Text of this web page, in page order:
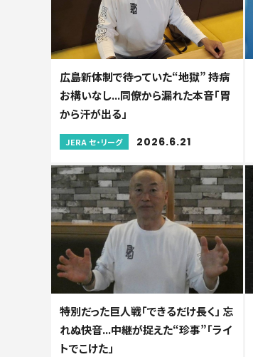
広島新体制で待っていた“地獄” 持病
お構いなし...同僚から漏れた本音「胃
から汗が出る」
JERA セ・リーグ 2026.6.21
特別だった巨人戦「できるだけ長く」 忘
れぬ快音...中継が捉えた“珍事”「ライ
トでこけた」